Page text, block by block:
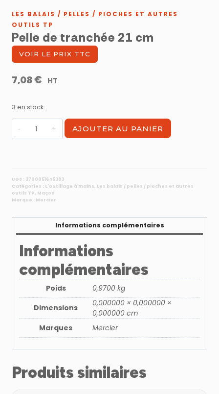
LES BALAIS / PELLES / PIOCHES ET AUTRES
OUTILS TP
Pelle de tranchée 21 cm
VOIR LE PRIX TTC
7,08€ HT
3 en stock
quantité
de
21
cm
AJOUTER AU PANIER
UGS : 3700051645393
Catégories : L'outillage à mains, Les balais / pelles / pioches et autres
outils TP, Maçon
Marque : Mercier
Informations complémentaires
Informations
complémentaires
Poids
0,9700 kg
Dimensions
0,000000 × 0,000000 ×
0,000000 cm
Marques
Mercier
Produits similaires